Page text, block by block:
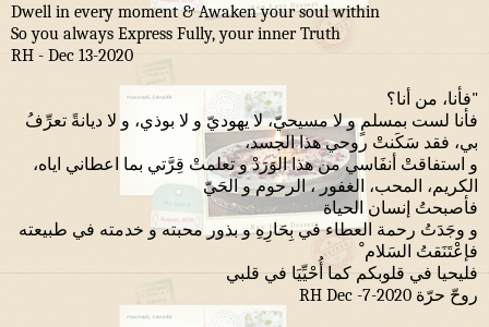
Dwell in every moment & Awaken your soul within
So you always Express Fully, your inner Truth
RH - Dec 13-2020
"فأنا، من أنا؟
فأنا لست بمسلمٍ و لا مسيحيّ، لا يهوديّ و لا بوذي، و لا ديانةً تعرِّفُ
بي، فقد سَكَنتْ روحي هذا الجسد،
و استفاقتْ أنفَاسي من هذا الوَرَدْ و تعلمتْ قِرَّتي بما اعطاني اياه،
الكريم، المحب، الغفور ، الرحوم و الحَيّ
فأصبحتُ إنسان الحياة
و وجَدَتُ رحمة العطاء في بِحَارِهِ و بذور محبته و خدمته في طبيعته
فإعْتَنَقتُ السَلام ْ
فليحيا في قلوبكم كما أُحْيِّيَا في قلبي
روحّ حرّة RH Dec -7-2020